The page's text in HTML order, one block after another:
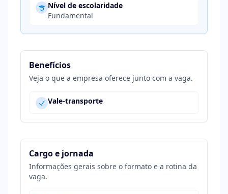
Nível de escolaridade
Fundamental
Benefícios
Veja o que a empresa oferece junto com a vaga.
Vale-transporte
Cargo e jornada
Informações gerais sobre o formato e a rotina da
vaga.